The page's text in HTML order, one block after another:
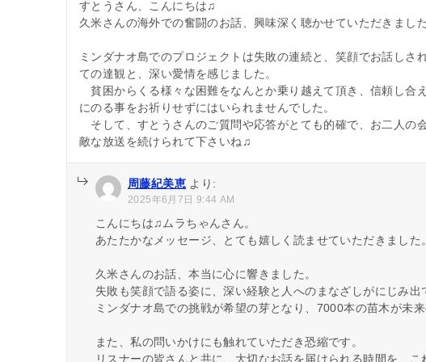
ョ
すとうさん、こんにちは♫
久米さんの海外での奮闘のお話、興味深く聴かせていただきました
ミンダナオ島でのプロジェクトは失敗の連続と、笑顔でお話し
ての達観と、深い愛情を感じました。
貧困からくる様々な困難をなんとか乗り越えて頂き、信頼し合
にのる事をお祈りせずにはいられませんでした。
そして、すとうさんのご質問や応答がとても的確で、お二人
敵な放送を続けられて下さいね♫
周藤紀美恵 より:
2025年6月7日 9:44 AM
こんにちは♫ムラちゃんさん。
あたたかなメッセージ、とても嬉しく読ませていただきました
久米さんのお話、本当に心に響きました。
失敗も笑顔で語る姿に、深い経験と人へのまなざしがにじみ出
ミンダナオ島での挑戦が希望の芽となり、7000本の苗木が未
また、私の問いかけにも触れていただき恐縮です。
リスナーの皆さんと共に、大切なお話を届けられる時間を、